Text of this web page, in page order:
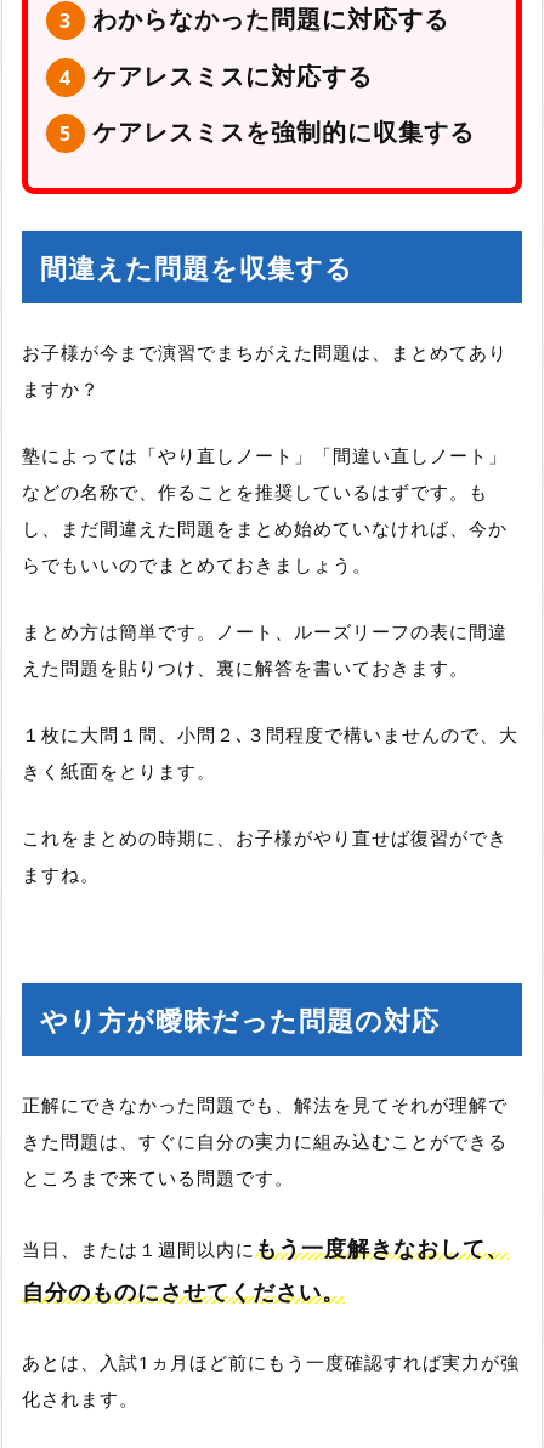
わからなかった問題に対応する
ケアレスミスに対応する
ケアレスミスを強制的に収集する
間違えた問題を収集する
お子様が今まで演習でまちがえた問題は、まとめてあり
ますか？
塾によっては「やり直しノート」「間違い直しノート」
などの名称で、作ることを推奨しているはずです。も
し、まだ間違えた問題をまとめ始めていなければ、今か
らでもいいのでまとめておきましょう。
まとめ方は簡単です。ノート、ルーズリーフの表に間違
えた問題を貼りつけ、裏に解答を書いておきます。
１枚に大問１問、小問２､３問程度で構いませんので、大
きく紙面をとります。
これをまとめの時期に、お子様がやり直せば復習ができ
ますね。
やり方が曖昧だった問題の対応
正解にできなかった問題でも、解法を見てそれが理解で
きた問題は、すぐに自分の実力に組み込むことができる
ところまで来ている問題です。
当日、または１週間以内にもう一度解きなおして、
自分のものにさせてください。
あとは、入試1ヵ月ほど前にもう一度確認すれば実力が強
化されます。